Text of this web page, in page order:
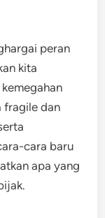
peran
kita
fragile dan
cara baru
apa yang